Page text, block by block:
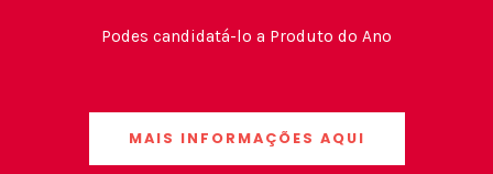
Podes candidatá-lo a Produto do Ano
MAIS INFORMAÇÕES AQUI